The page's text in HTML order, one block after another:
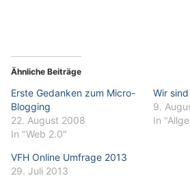
Ähnliche Beiträge
Erste Gedanken zum Micro-
Blogging
22. August 2008
In "Web 2.0"
Wir
9.
In
VFH Online Umfrage 2013
29. Juli 2013